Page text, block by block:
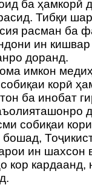
ба ҳамкорӣ
Тибқи
расман ба
ин
доранд.
имкон
корӣ
ба инобат
собиқаи
бошад,
ин шахсон
кор